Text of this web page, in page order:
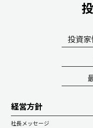
投資
経営方針
社長メッセージ